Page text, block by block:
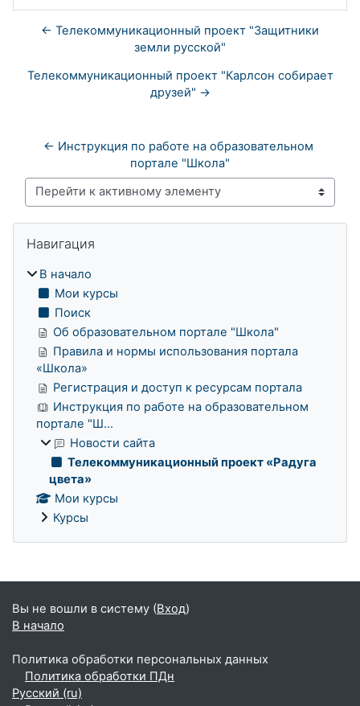
← Телекоммуникационный проект "Защитники
земли русской"
Телекоммуникационный проект "Карлсон собирает
друзей" →
← Инструкция по работе на образовательном
портале "Школа"
Перейти к активному элементу
Блоки
Навигация
В начало
Мои курсы
Поиск
Об образовательном портале "Школа"
Правила и нормы использования портала
«Школа»
Регистрация и доступ к ресурсам портала
Инструкция по работе на образовательном
портале "Ш...
Новости сайта
Телекоммуникационный проект «Радуга
цвета»
Мои курсы
Курсы
Дополнительные блоки
Вы не вошли в систему (Вход)
В начало
Политика обработки персональных данных
Политика обработки ПДн
Русский ‎(ru)‎